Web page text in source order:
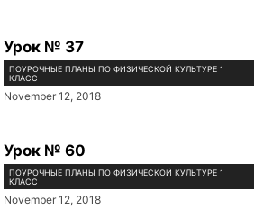
Урок № 37
ПОУРОЧНЫЕ ПЛАНЫ ПО ФИЗИЧЕСКОЙ КУЛЬТУРЕ 1
КЛАСС
November 12, 2018
Урок № 60
ПОУРОЧНЫЕ ПЛАНЫ ПО ФИЗИЧЕСКОЙ КУЛЬТУРЕ 1
КЛАСС
November 12, 2018